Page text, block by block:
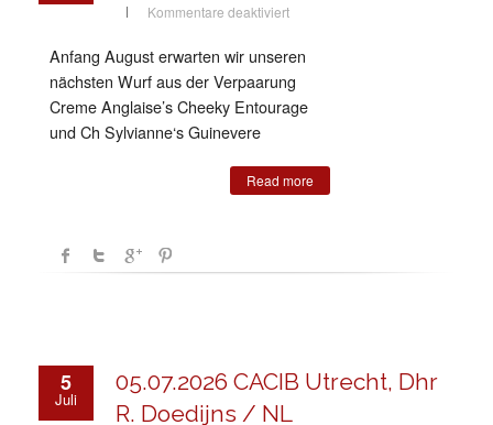
Kommentare deaktiviertfür
Anfang August erwarten wir unseren
nächsten Wurf aus der Verpaarung
Creme Anglaise’s Cheeky Entourage
und Ch Sylvianne‘s Guinevere
Read more
5
Juli
05.07.2026 CACIB Utrecht, Dhr
R. Doedijns / NL